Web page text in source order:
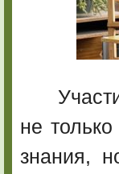
не
знания,